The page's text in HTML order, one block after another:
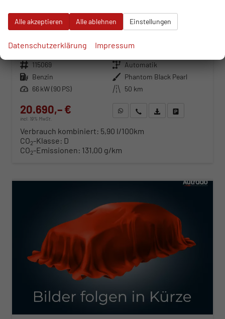
Hyundai i20
unverbindliche Lieferzeit:31.08.2026 Neuwagen
Fahrzeugnr. 115069 Getriebe Automatik
Kraftstoff Benzin Außenfarbe Phantom Black Pearl
Leistung 66 kW (90 PS) Kilometerstand 50 km
20.690,– €
incl. 19% MwSt.
WhatsApp anfragen
Wir rufen Sie anFahrzeugexposé (PDF)
Verbrauch kombiniert: 5,90 l/100km
CO2-Klasse: D
CO2-Emissionen: 131,00 g/km
Alle akzeptieren Alle ablehnen Einstellungen
Datenschutzerklärung Impressum